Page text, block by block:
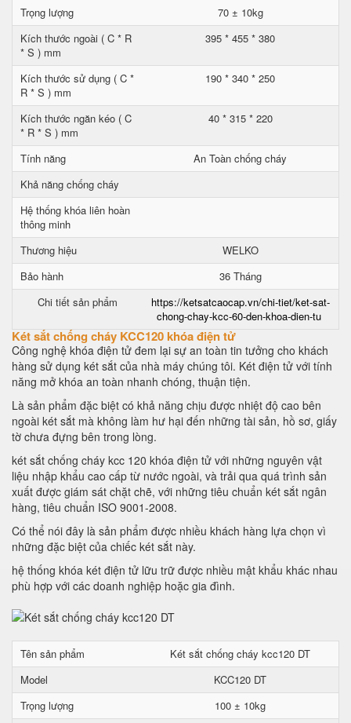
Trọng lượng
70 ± 10kg
Kích thước ngoài ( C * R
* S ) mm
395 * 455 * 380
Kích thước sử dụng ( C *
R * S ) mm
190 * 340 * 250
Kích thước ngăn kéo ( C
* R * S ) mm
40 * 315 * 220
Tính năng
An Toàn chống cháy
Khả năng chống cháy
Hệ thống khóa liên hoàn
thông minh
Thương hiệu
WELKO
Bảo hành
36 Tháng
Chi tiết sản phẩm
https://ketsatcaocap.vn/chi-tiet/ket-sat-
chong-chay-kcc-60-den-khoa-dien-tu
Két sắt chống cháy KCC120 khóa điện tử
Công nghệ khóa điện tử đem lại sự an toàn tin tưởng cho khách
hàng sử dụng két sắt của nhà máy chúng tôi. Két điện tử với tính
năng mở khóa an toàn nhanh chóng, thuận tiện.
Là sản phẩm đặc biệt có khả năng chịu được nhiệt độ cao bên
ngoài két sắt mà không làm hư hại đến những tài sản, hồ sơ, giấy
tờ chưa đựng bên trong lòng.
két sắt chống cháy kcc 120 khóa điện tử với những nguyên vật
liệu nhập khẩu cao cấp từ nước ngoài, và trải qua quá trình sản
xuất được giám sát chặt chẽ, với những tiêu chuẩn két sắt ngân
hàng, tiêu chuẩn ISO 9001-2008.
Có thể nói đây là sản phẩm được nhiều khách hàng lựa chọn vì
những đặc biệt của chiếc két sắt này.
hệ thống khóa két điện tử lữu trữ được nhiều mật khẩu khác nhau
phù hợp với các doanh nghiệp hoặc gia đình.
Tên sản phẩm
Két sắt chống cháy kcc120 DT
Model
KCC120 DT
Trọng lượng
100 ± 10kg